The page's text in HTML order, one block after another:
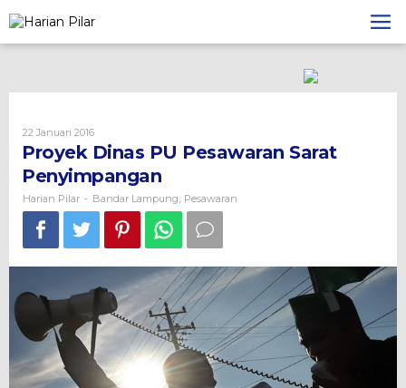
to
content
22 Januari 2016Oleh
Harian
Pilar
Proyek Dinas PU Pesawaran Sarat
Penyimpangan
Harian Pilar - Bandar Lampung Pesawaran